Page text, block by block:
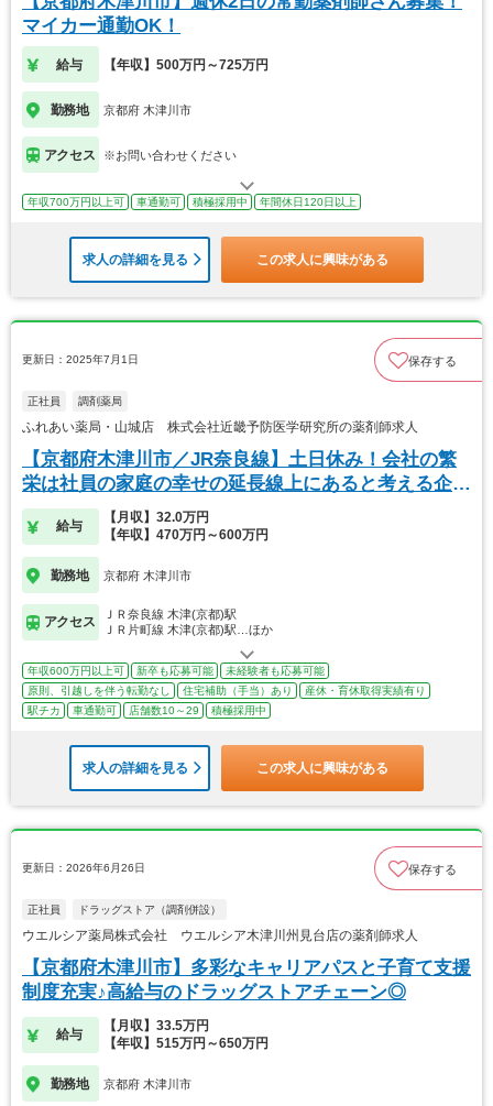
マイカー通勤OK！
給与 【年収】500万円～725万円
勤務地 京都府 木津川市
アクセス ※お問い合わせください
年収700万円以上可 車通勤可 積極採用中 年間休日120日以上
求人の詳細を見る この求人に興味がある
更新日：2025年7月1日 保存する
正社員 調剤薬局
ふれあい薬局・山城店 株式会社近畿予防医学研究所の薬剤師求人
【京都府木津川市／JR奈良線】土日休み！会社の繁
栄は社員の家庭の幸せの延長線上にあると考える企業
です
給与
【月収】32.0万円
【年収】470万円～600万円
勤務地 京都府 木津川市
アクセス
ＪＲ奈良線 木津(京都)駅
ＪＲ片町線 木津(京都)駅…ほか
年収600万円以上可 新卒も応募可能
未経験者も応募可能
原則、引越しを伴う転勤なし
住宅補助（手当）あり
産休・育休取得実績有り
駅チカ
車通勤可 店舗数10～29 積極採用中
求人の詳細を見る この求人に興味がある
更新日：2026年6月26日 保存する
正社員 ドラッグストア（調剤併設）
ウエルシア薬局株式会社 ウエルシア木津川州見台店の薬剤師求人
【京都府木津川市】多彩なキャリアパスと子育て支援
制度充実♪高給与のドラッグストアチェーン◎
給与
【月収】33.5万円
【年収】515万円～650万円
勤務地 京都府 木津川市